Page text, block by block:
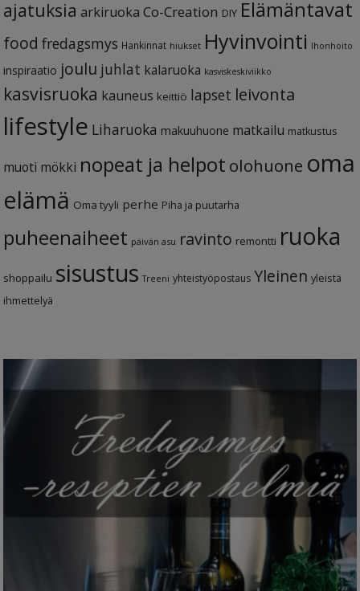
ajatuksia arkiruoka Co-Creation DIY Elämäntavat
food fredagsmys Hankinnat hiukset Hyvinvointi Ihonhoito
inspiraatio joulu juhlat kalaruoka kasviskeskiviikko
kasvisruoka kauneus keittiö lapset leivonta
lifestyle Liharuoka makuuhuone matkailu matkustus
muoti mökki nopeat ja helpot olohuone oma
elämä Oma tyyli perhe Piha ja puutarha
puheenaiheet päivän asu ravinto remontti ruoka
shoppailu sisustus Treeni yhteistyöpostaus Yleinen yleistä
ihmettelyä